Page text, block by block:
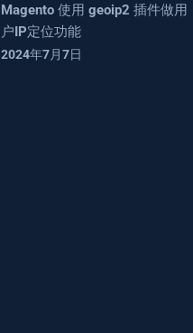
Magento 使用 geoip2 插件做用
户IP定位功能
2024年7月7日